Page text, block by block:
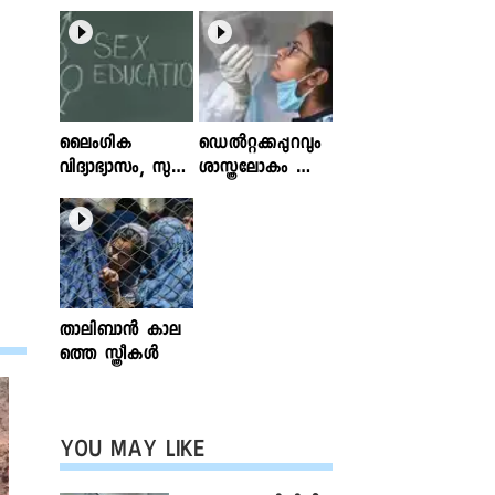
ലൈംഗിക
വിദ്യാഭ്യാസം, സുര
ക്ഷിതവും അ
ല്ലാത്തതുമായ സ്പ
ര്‍ശനങ്ങള്‍; ഇ
ന്‍ഫോക്ലിനിക്ക്
ലേഖനം
വായിക്കാം
ഡെൽറ്റക്കപ്പുറവും
ശാസ്ത്രലോകം ശ്ര
താലിബാന്‍ കാല
ത്തെ സ്ത്രീകള്‍
YOU MAY LIKE